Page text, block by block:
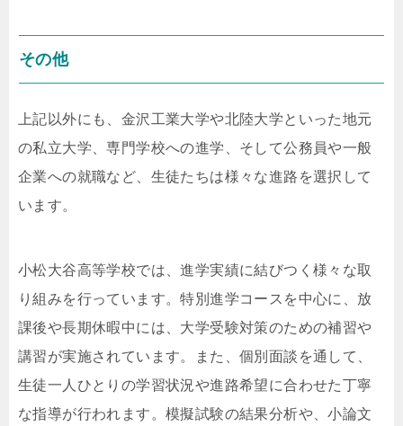
その他
上記以外にも、金沢工業大学や北陸大学といった地元
の私立大学、専門学校への進学、そして公務員や一般
企業への就職など、生徒たちは様々な進路を選択して
います。
小松大谷高等学校では、進学実績に結びつく様々な取
り組みを行っています。特別進学コースを中心に、放
課後や長期休暇中には、大学受験対策のための補習や
講習が実施されています。また、個別面談を通して、
生徒一人ひとりの学習状況や進路希望に合わせた丁寧
な指導が行われます。模擬試験の結果分析や、小論文